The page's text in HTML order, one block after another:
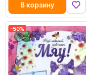
В корзину
-50%